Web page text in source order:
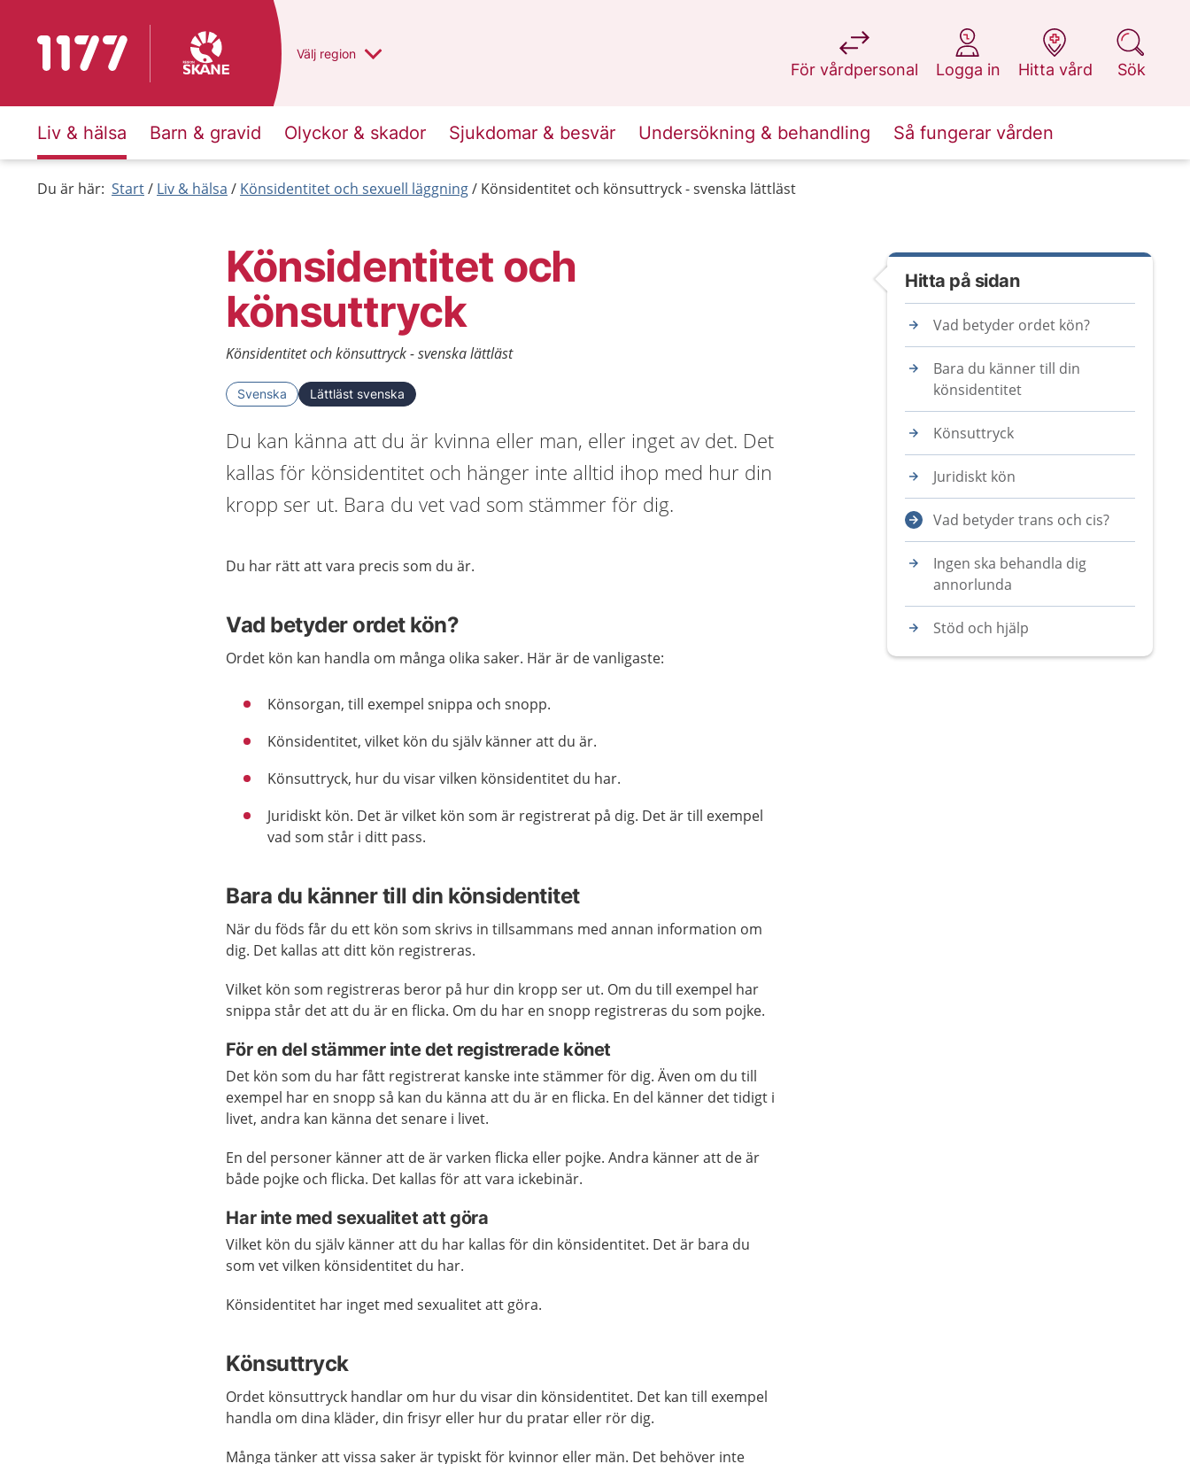
Till startsidan för 1177 Du har valt region
Välj en annan
region
För vårdpersonal
på 1177.se
Logga in
på 1177.se
Hitta vård
på 1177.se
Sök
på 1177.se
Liv & hälsa Barn & gravid Olyckor & skador Sjukdomar & besvär Undersökning & behandling Så fungerar vården
Du är här: Start Liv & hälsa Könsidentitet och sexuell läggning Könsidentitet och könsuttryck - svenska lättläst
Könsidentitet och
könsuttryck
Könsidentitet och könsuttryck - svenska lättläst
Svenska Lättläst svenska
Du kan känna att du är kvinna eller man, eller inget av det. Det
kallas för könsidentitet och hänger inte alltid ihop med hur din
kropp ser ut. Bara du vet vad som stämmer för dig.
Du har rätt att vara precis som du är.
Vad betyder ordet kön?
Ordet kön kan handla om många olika saker. Här är de vanligaste:
Könsorgan, till exempel snippa och snopp.
Könsidentitet, vilket kön du själv känner att du är.
Könsuttryck, hur du visar vilken könsidentitet du har.
Juridiskt kön. Det är vilket kön som är registrerat på dig. Det är till exempel
vad som står i ditt pass.
Bara du känner till din könsidentitet
När du föds får du ett kön som skrivs in tillsammans med annan information om
dig. Det kallas att ditt kön registreras.
Vilket kön som registreras beror på hur din kropp ser ut. Om du till exempel har
snippa står det att du är en flicka. Om du har en snopp registreras du som pojke.
För en del stämmer inte det registrerade könet
Det kön som du har fått registrerat kanske inte stämmer för dig. Även om du till
exempel har en snopp så kan du känna att du är en flicka. En del känner det tidigt i
livet, andra kan känna det senare i livet.
En del personer känner att de är varken flicka eller pojke. Andra känner att de är
både pojke och flicka. Det kallas för att vara ickebinär.
Har inte med sexualitet att göra
Vilket kön du själv känner att du har kallas för din könsidentitet. Det är bara du
som vet vilken könsidentitet du har.
Könsidentitet har inget med sexualitet att göra.
Könsuttryck
Ordet könsuttryck handlar om hur du visar din könsidentitet. Det kan till exempel
handla om dina kläder, din frisyr eller hur du pratar eller rör dig.
Många tänker att vissa saker är typiskt för kvinnor eller män. Det behöver inte
Hitta på sidan
Vad betyder ordet kön?
Bara du känner till din
könsidentitet
Könsuttryck
Juridiskt kön
Vad betyder trans och cis?
Ingen ska behandla dig
annorlunda
Stöd och hjälp